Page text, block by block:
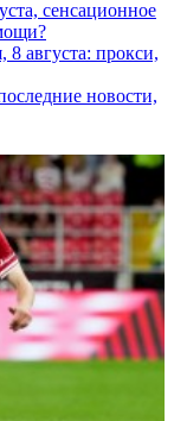
сенсационное
8 августа: прокси,
новости,